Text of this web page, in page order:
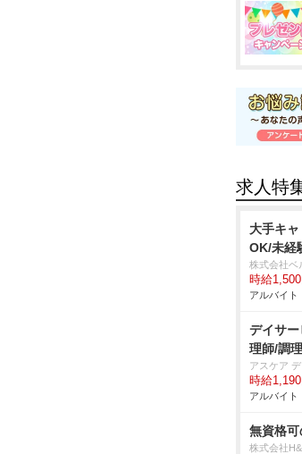
求人特
大手キ
OK/未経
株式会社ベ
時給1,500
アルバイト
デイサ
理師/調
アスケア
時給1,190
アルバイト
無資格
株式会社